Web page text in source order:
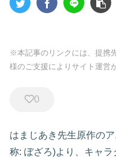
※本記事のリンクには、提携
様のご支援によりサイト運営
0
はまじあき先生原作の
称: ぼざろ)より、キャ